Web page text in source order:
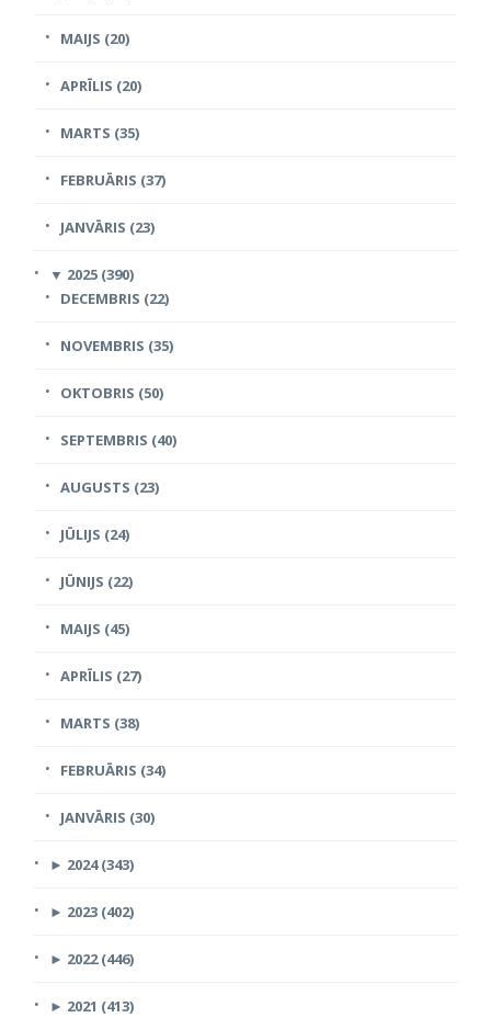
MAIJS (20)
APRĪLIS (20)
MARTS (35)
FEBRUĀRIS (37)
JANVĀRIS (23)
▼ 2025 (390)
DECEMBRIS (22)
NOVEMBRIS (35)
OKTOBRIS (50)
SEPTEMBRIS (40)
AUGUSTS (23)
JŪLIJS (24)
JŪNIJS (22)
MAIJS (45)
APRĪLIS (27)
MARTS (38)
FEBRUĀRIS (34)
JANVĀRIS (30)
► 2024 (343)
► 2023 (402)
► 2022 (446)
► 2021 (413)